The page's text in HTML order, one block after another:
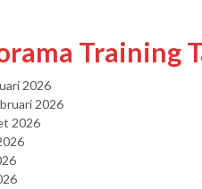
Training
2026
2026
2026